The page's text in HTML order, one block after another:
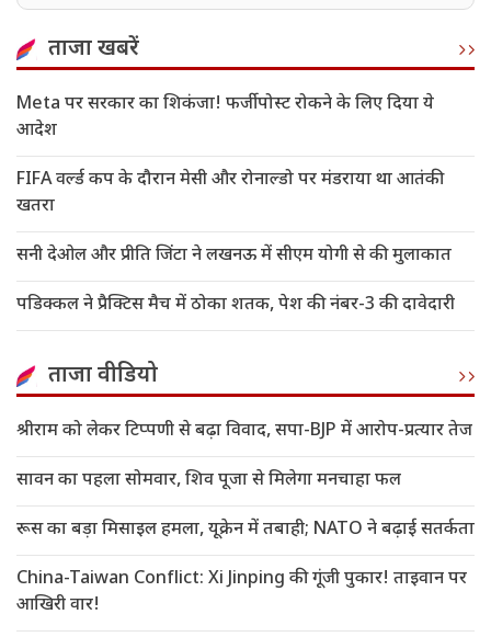
ताजा खबरें
Meta पर सरकार का शिकंजा! फर्जी पोस्ट रोकने के लिए दिया ये
आदेश
FIFA वर्ल्ड कप के दौरान मेसी और रोनाल्डो पर मंडराया था आतंकी
खतरा
सनी देओल और प्रीति जिंटा ने लखनऊ में सीएम योगी से की मुलाकात
पडिक्कल ने प्रैक्टिस मैच में ठोका शतक, पेश की नंबर-3 की दावेदारी
ताजा वीडियो
श्रीराम को लेकर टिप्पणी से बढ़ा विवाद, सपा-BJP में आरोप-प्रत्यार तेज
सावन का पहला सोमवार, शिव पूजा से मिलेगा मनचाहा फल
रूस का बड़ा मिसाइल हमला, यूक्रेन में तबाही; NATO ने बढ़ाई सतर्कता
China-Taiwan Conflict: Xi Jinping की गूंजी पुकार! ताइवान पर
आखिरी वार!